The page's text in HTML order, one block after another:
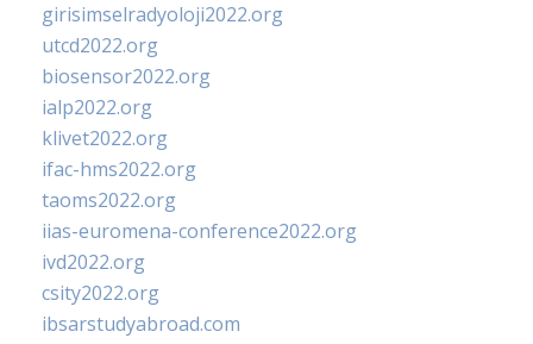
girisimselradyoloji2022.org
utcd2022.org
biosensor2022.org
ialp2022.org
klivet2022.org
ifac-hms2022.org
taoms2022.org
iias-euromena-conference2022.org
ivd2022.org
csity2022.org
ibsarstudyabroad.com